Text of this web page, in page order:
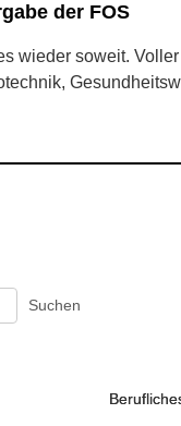
der FOS
wieder soweit.
Suchen